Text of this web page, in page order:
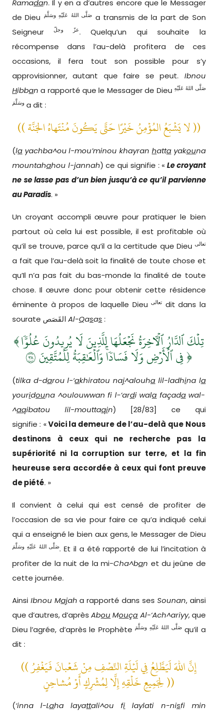
Ramadan. Il y en a d’autres encore que le Messager
de Dieu صَلَّى اللهُ عَلَيْهِ وسَلَّمَ a transmis de la part de Son
Seigneurعزّ وجلّ. Quelqu’un qui souhaite la
récompense dans l’au-delà profitera de ces
occasions, il fera tout son possible pour s’y
approvisionner, autant que faire se peut. Ibnou
Hibban a rapporté que le Messager de Dieu صَلَّى اللهُ عَلَيْهِ
وسَلَّمَ a dit :
(( لا يَشْبَعُ المُؤْمِنُ خَيْرًا حَتَّى يَكُونَ مُنْتَهاهُ الجَنَّة ))
(la yachba^ou l-mou’minou khayran hattayakouna
mountahahou l-jannah) ce qui signifie : « Le croyant
ne se lasse pas d’un bien jusqu’à ce qu’il parvienne
au Paradis. »
Un croyant accompli œuvre pour pratiquer le bien
partout où cela lui est possible, il est profitable où
qu’il se trouve, parce qu’il a la certitude que Dieu تعالى
a fait que l’au-delà soit la finalité de toute chose et
qu’Il n’a pas fait du bas-monde la finalité de toute
chose. Il œuvre donc pour obtenir cette résidence
éminente à propos de laquelle Dieuتعالى dit dans la
Al-Qasas :
﴾تِلۡكَ ٱلدَّارُ ٱلۡأٓخِرَةُ نَجۡعَلُهَا لِلَّذِينَ لَا يُرِيدُونَ عُلُوّٗا
فِي ٱلۡأَرۡضِ وَلَا فَسَادٗاۚ وَٱلۡعَٰقِبَةُ لِلۡمُتَّقِينَ ٨٣﴿
(tilka d-darou l-‘akhiratou naj^alouha lil-ladhina la
youridouna ^oulouwwan fi l-‘ardi wala façadawal-
^aqibatou lil-mouttaqin) [28/83] ce qui
signifie : «Voici la demeure de l’au-delà que Nous
destinons à ceux qui ne recherche pas la
supériorité ni la corruption sur terre, et la fin
heureuse sera accordée à ceux qui font preuve
de piété. »
Il convient à celui qui est censé de profiter de
l’occasion de sa vie pour faire ce qu’a indiqué celui
qui a enseigné le bien aux gens, le Messager de Dieu
صَلَّى اللهُ عَلَيْهِ وسَلَّمَ. Et il a été rapporté de lui l’incitation à
profiter de la nuit de la mi-Cha^ban et du jeûne de
cette journée.
Ainsi Ibnou Majah a rapporté dans ses Sounan, ainsi
que d’autres, d’aprèsAbou Mouça Al-‘Ach^ariyy, que
Dieu l’agrée, d’après le Prophèteصَلَّى اللهُ عَلَيْهِ وسَلَّمَqu’il a
dit :
(( إِنَّ اللهَ لَيَطَّلِعُ فِي لَيْلَةِ النِّصْفِ مِنْ شَعْبانَ فَيَغْفِرُ
لِجَمِيعِ خَلْقِهِ إِلَّا لِمُشْرِكٍ أَوْ مُشاحِنٍ ))
(‘inna l-Laha layattali^ou fi laylati n-nisfi min